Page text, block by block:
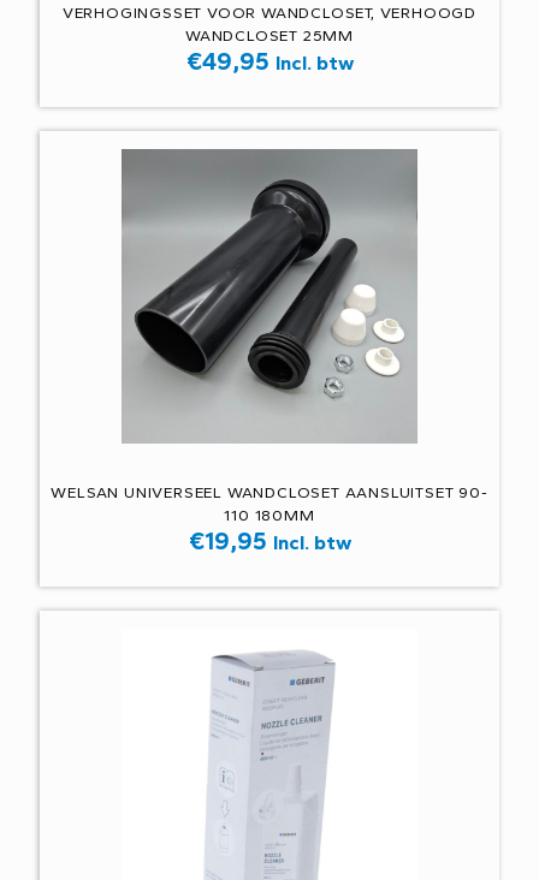
VERHOGINGSSET VOOR WANDCLOSET, VERHOOGD
WANDCLOSET 25MM
€49,95 Incl. btw
WELSAN UNIVERSEEL WANDCLOSET AANSLUITSET 90-
110 180MM
€19,95 Incl. btw